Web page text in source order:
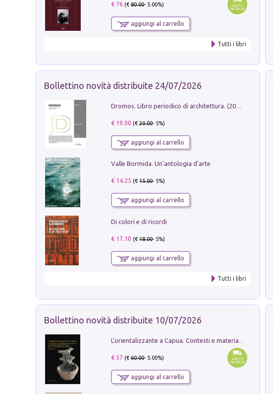
€ 76 (€80.00- 5.00%)
aggiungi al carrello
Tutti i libri
Bollettino novità distribuite 24/07/2026
Dromos. Libro periodico di architettura. (2026). Vol. 15: Post-model
€ 19.00 (€20.00- 5%)
aggiungi al carrello
Valle Bormida. Un'antologia d'arte
€ 14.25 (€15.00- 5%)
aggiungi al carrello
Di colori e di ricordi
€ 17.10 (€18.00- 5%)
aggiungi al carrello
Tutti i libri
Bollettino novità distribuite 10/07/2026
€ 57 (€60.00- 5.00%)
aggiungi al carrello